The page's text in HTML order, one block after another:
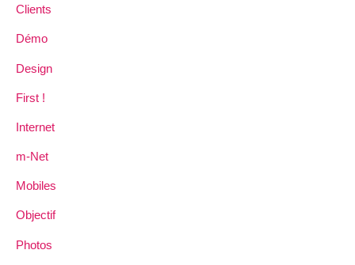
Clients
Démo
Design
First !
Internet
m-Net
Mobiles
Objectif
Photos